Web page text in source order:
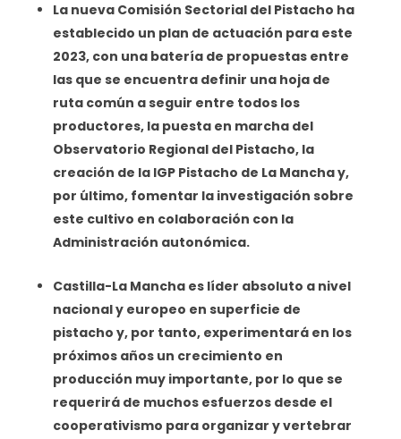
La nueva Comisión Sectorial del Pistacho ha
establecido un plan de actuación para este
2023, con una batería de propuestas entre
las que se encuentra definir una hoja de
ruta común a seguir entre todos los
productores, la puesta en marcha del
Observatorio Regional del Pistacho, la
creación de la IGP Pistacho de La Mancha y,
por último, fomentar la investigación sobre
este cultivo en colaboración con la
Administración autonómica.
Castilla-La Mancha es líder absoluto a nivel
nacional y europeo en superficie de
pistacho y, por tanto, experimentará en los
próximos años un crecimiento en
producción muy importante, por lo que se
requerirá de muchos esfuerzos desde el
cooperativismo para organizar y vertebrar